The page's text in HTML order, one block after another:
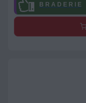
B R A D E R I E